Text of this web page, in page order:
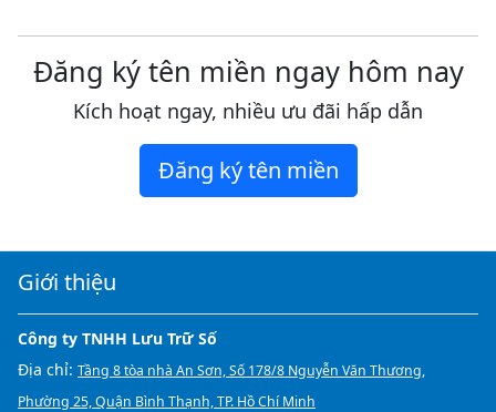
Đăng ký tên miền ngay hôm nay
Kích hoạt ngay, nhiều ưu đãi hấp dẫn
Đăng ký tên miền
Giới thiệu
Công ty TNHH Lưu Trữ Số
Địa chỉ: Tầng 8 tòa nhà An Sơn, Số 178/8 Nguyễn Văn Thương,
Phường 25, Quận Bình Thạnh, TP. Hồ Chí Minh